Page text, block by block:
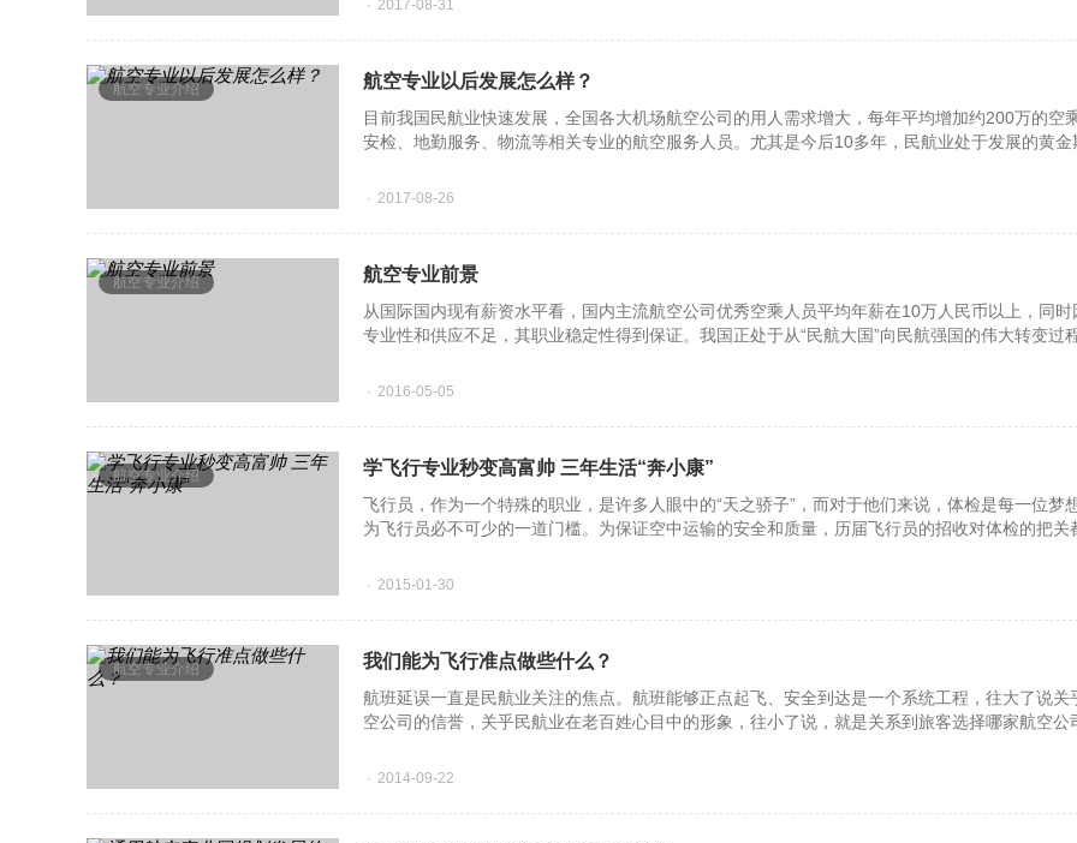
2017-08-31
航空专业以后发展怎么样？
目前我国民航业快速发展，全国各大机场航空公司的用人需求增大，每年平均增加约200万的空乘
安检、地勤服务、物流等相关专业的航空服务人员。尤其是今后10多年，民航业处于发展的黄金
2017-08-26
航空专业介绍
航空专业前景
从国际国内现有薪资水平看，国内主流航空公司优秀空乘人员平均年薪在10万人民币以上，同时
专业性和供应不足，其职业稳定性得到保证。我国正处于从“民航大国”向民航强国的伟大转变过
2016-05-05
航空专业介绍
学飞行专业秒变高富帅 三年生活“奔小康”
飞行员，作为一个特殊的职业，是许多人眼中的“天之骄子”，而对于他们来说，体检是每一位梦
为飞行员必不可少的一道门槛。为保证空中运输的安全和质量，历届飞行员的招收对体检的把关
2015-01-30
航空专业介绍
我们能为飞行准点做些什么？
航班延误一直是民航业关注的焦点。航班能够正点起飞、安全到达是一个系统工程，往大了说关
空公司的信誉，关乎民航业在老百姓心目中的形象，往小了说，就是关系到旅客选择哪家航空公
2014-09-22
航空专业介绍